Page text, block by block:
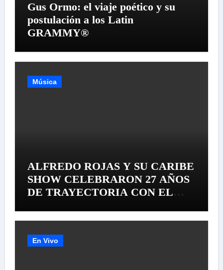
Gus Ormo: el viaje poético y su
postulación a los Latin
GRAMMY®
Música
ALFREDO ROJAS Y SU CARIBE
SHOW CELEBRARON 27 AÑOS
DE TRAYECTORIA CON EL
SU «LIVE SESSION #1»
En Vivo